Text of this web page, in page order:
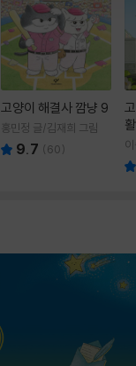
고양이 해결사 깜냥 9
홍민정 글/김재희 그림
9.7 (60)